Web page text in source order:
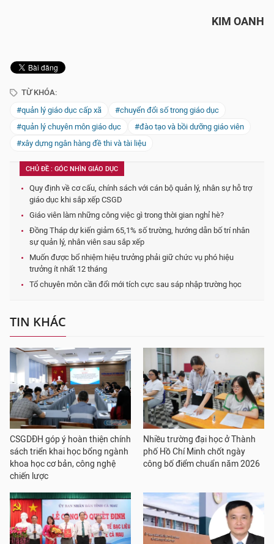
KIM OANH
TỪ KHÓA:
#quản lý giáo dục cấp xã
#chuyển đổi số trong giáo dục
#quản lý chuyên môn giáo dục
#đào tạo và bồi dưỡng giáo viên
#xây dựng ngân hàng đề thi và tài liệu
CHỦ ĐỀ : GÓC NHÌN GIÁO DỤC
Quy định về cơ cấu, chính sách với cán bộ quản lý, nhân sự hỗ trợ
giáo dục khi sắp xếp CSGD
Giáo viên làm những công việc gì trong thời gian nghỉ hè?
Đồng Tháp dự kiến giảm 65,1% số trường, hướng dẫn bố trí nhân
sự quản lý, nhân viên sau sắp xếp
Muốn được bổ nhiệm hiệu trưởng phải giữ chức vụ phó hiệu
trưởng ít nhất 12 tháng
Tổ chuyên môn cần đổi mới tích cực sau sáp nhập trường học
TIN KHÁC
CSGDĐH góp ý hoàn thiện chính
sách triển khai học bổng ngành
khoa học cơ bản, công nghệ
chiến lược
Nhiều trường đại học ở Thành
phố Hồ Chí Minh chốt ngày
công bố điểm chuẩn năm 2026